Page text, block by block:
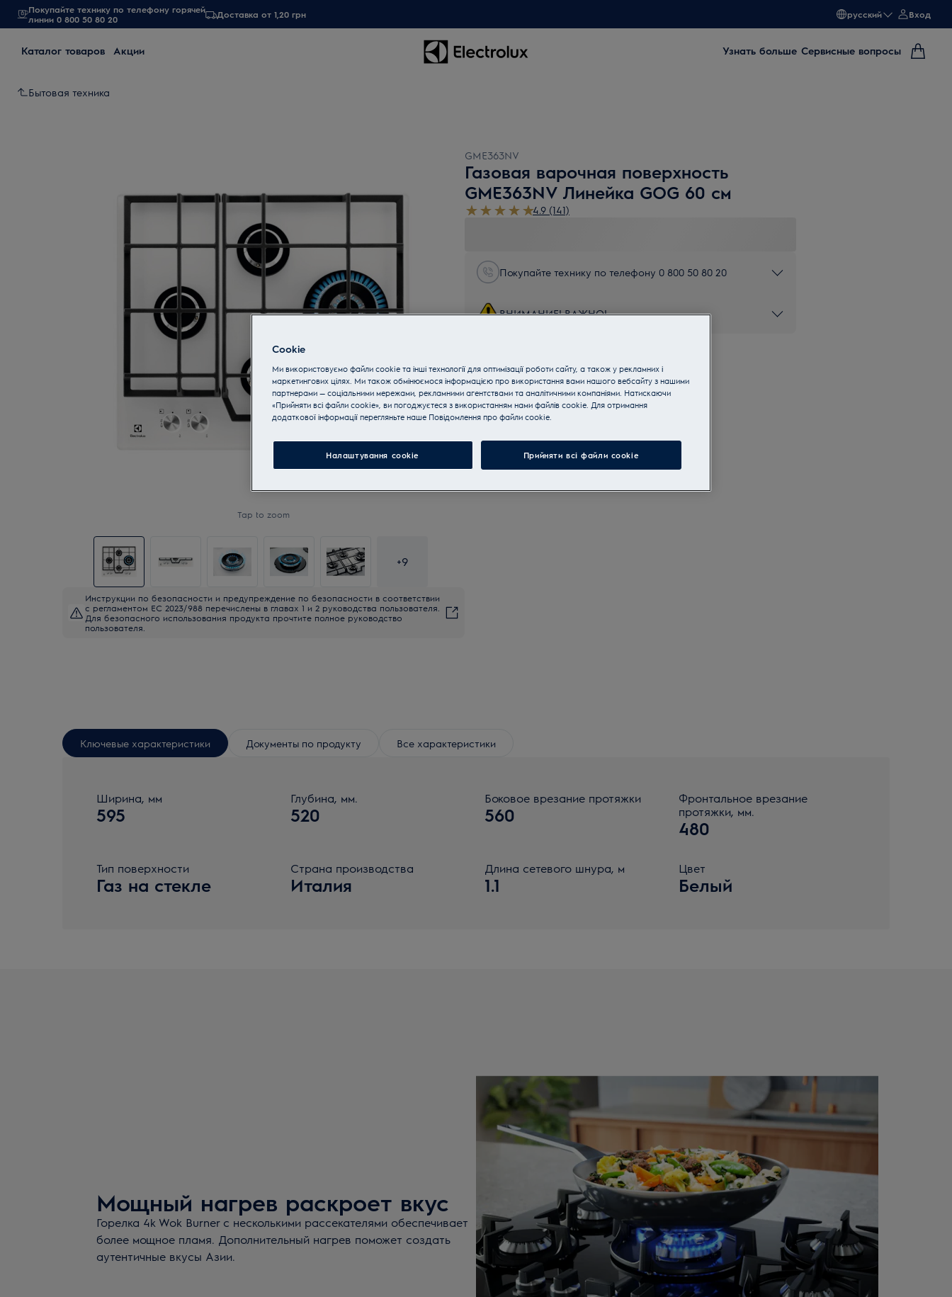
Покупайте технику по телефону горячей
линии 0 800 50 80 20
Доставка от 1,20 грн русский Вход
Каталог товаров Акции Узнать больше Сервисные вопросы
Бытовая техника
Tap to zoom
+9
Инструкции по безопасности и предупреждение по безопасности в соответствии
с регламентом ЕС 2023/988 перечислены в главах 1 и 2 руководства пользователя.
Для безопасного использования продукта прочтите полное руководство
пользователя.
GME363NV
Газовая варочная поверхность
GME363NV Линейка GOG 60 см
4.9 (141)
Покупайте технику по телефону 0 800 50 80 20
ВНИМАНИЕ! ВАЖНО!
Ключевые характеристики Документы по продукту Все характеристики
Ширина, мм
595
Глубина, мм.
520
Боковое врезание протяжки
560
Фронтальное врезание
протяжки, мм.
480
Тип поверхности
Газ на стекле
Страна производства
Италия
Длина сетевого шнура, м
1.1
Цвет
Белый
Мощный нагрев раскроет вкус
Горелка 4k Wok Burner с несколькими рассекателями обеспечивает
более мощное пламя. Дополнительный нагрев поможет создать
аутентичные вкусы Азии.
Cookie
Ми використовуємо файли cookie та інші технології для оптимізації роботи сайту, а також у рекламних і
маркетингових цілях. Ми також обмінюємося інформацією про використання вами нашого вебсайту з нашими
партнерами — соціальними мережами, рекламними агентствами та аналітичними компаніями. Натискаючи
«Прийняти всі файли cookie», ви погоджуєтеся з використанням нами файлів cookie. Для отримання
додаткової інформації перегляньте наше Пoвідомлення прo файли cookie.
Налаштування cookie Прийняти всі файли сookie